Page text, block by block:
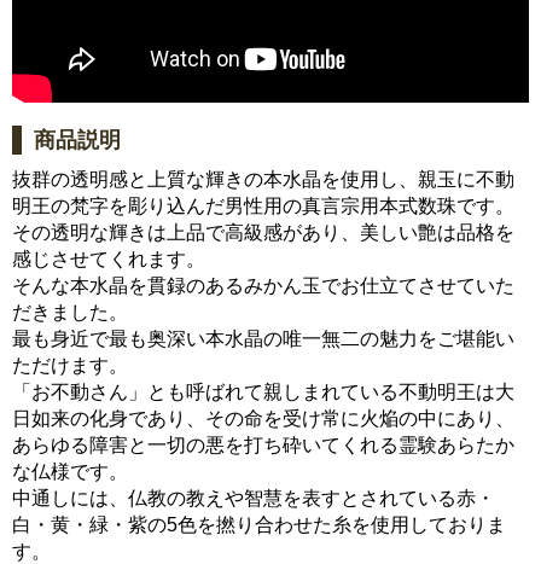
商品説明
抜群の透明感と上質な輝きの本水晶を使用し、親玉に不動
明王の梵字を彫り込んだ男性用の真言宗用本式数珠です。
その透明な輝きは上品で高級感があり、美しい艶は品格を
感じさせてくれます。
そんな本水晶を貫録のあるみかん玉でお仕立てさせていた
だきました。
最も身近で最も奥深い本水晶の唯一無二の魅力をご堪能い
ただけます。
「お不動さん」とも呼ばれて親しまれている不動明王は大
日如来の化身であり、その命を受け常に火焔の中にあり、
あらゆる障害と一切の悪を打ち砕いてくれる霊験あらたか
な仏様です。
中通しには、仏教の教えや智慧を表すとされている赤・
白・黄・緑・紫の5色を撚り合わせた糸を使用しておりま
す。